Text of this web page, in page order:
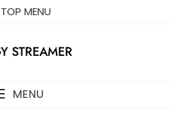
TOP MENU
STREAMER
MENU